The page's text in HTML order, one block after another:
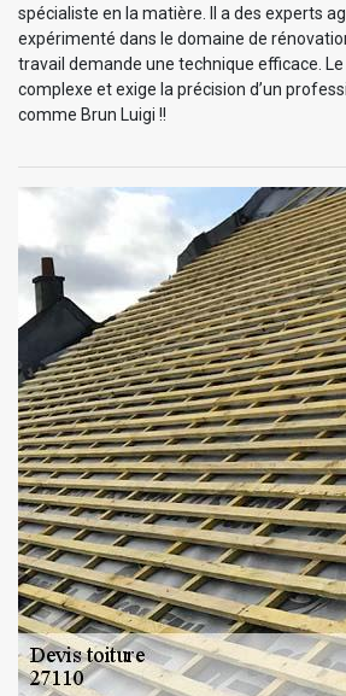
spécialiste en la matière. Il a des experts
expérimenté dans le domaine de
travail demande une technique efficace.
complexe et exige la précision d’un
comme Brun Luigi !!